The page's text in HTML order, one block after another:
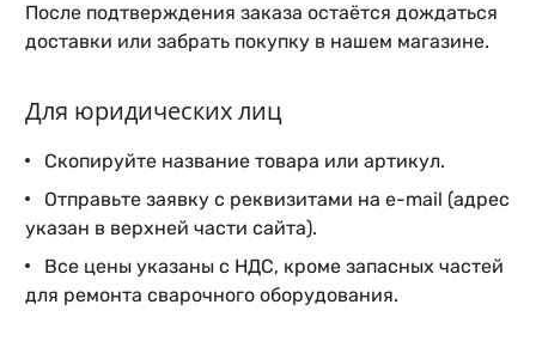
После подтверждения заказа остаётся дождаться
доставки или забрать покупку в нашем магазине.
Для юридических лиц
Скопируйте название товара или артикул.
Отправьте заявку с реквизитами на e-mail (адрес
указан в верхней части сайта).
Все цены указаны с НДС, кроме запасных частей
для ремонта сварочного оборудования.